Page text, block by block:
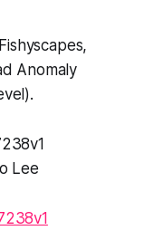
Anomaly
Lee